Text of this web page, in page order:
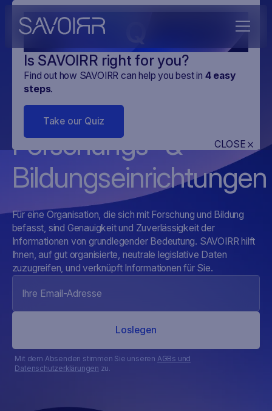
Is SAVOIRR right for you?
Find out how SAVOIRR can help you best in 4easy
steps.
Take our Quiz
CLOSE
SAVOIRR für
Forschungs- &
Bildungseinrichtungen
Für eine Organisation, die sich mit Forschung und Bildung
befasst, sind Genauigkeit und Zuverlässigkeit der
Informationen von grundlegender Bedeutung. SAVOIRR hilft
Ihnen, auf gut organisierte, neutrale legislative Daten
zuzugreifen, und verknüpft Informationen für Sie.
Mit dem Absenden stimmen Sie unseren AGBs und
Datenschutzerklärungen zu.